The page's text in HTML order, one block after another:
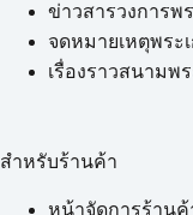
ข่าวสารวงการพ
จดหมายเหตุพระ
เรื่องราวสนามพร
สำหรับร้านค้า
หน้าจัดการร้านค้